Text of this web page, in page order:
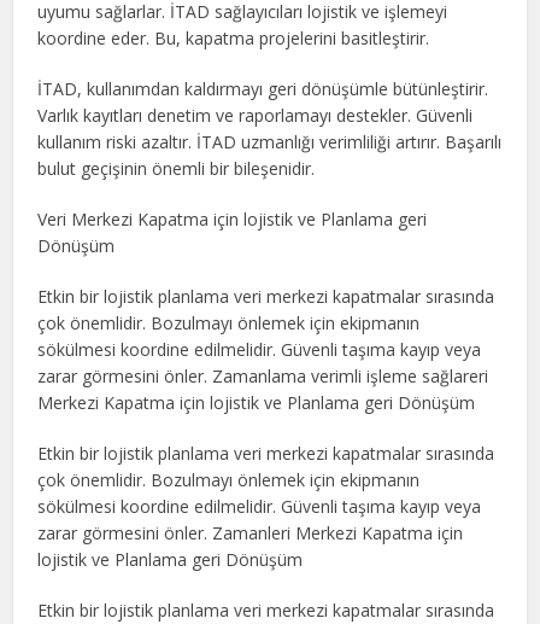
uyumu sağlarlar. İTAD sağlayıcıları lojistik ve işlemeyi
koordine eder. Bu, kapatma projelerini basitleştirir.
İTAD, kullanımdan kaldırmayı geri dönüşümle bütünleştirir.
Varlık kayıtları denetim ve raporlamayı destekler. Güvenli
kullanım riski azaltır. İTAD uzmanlığı verimliliği artırır. Başarılı
bulut geçişinin önemli bir bileşenidir.
Veri Merkezi Kapatma için lojistik ve Planlama geri
Dönüşüm
Etkin bir lojistik planlama veri merkezi kapatmalar sırasında
çok önemlidir. Bozulmayı önlemek için ekipmanın
sökülmesi koordine edilmelidir. Güvenli taşıma kayıp veya
zarar görmesini önler. Zamanlama verimli işleme sağlareri
Merkezi Kapatma için lojistik ve Planlama geri Dönüşüm
Etkin bir lojistik planlama veri merkezi kapatmalar sırasında
çok önemlidir. Bozulmayı önlemek için ekipmanın
sökülmesi koordine edilmelidir. Güvenli taşıma kayıp veya
zarar görmesini önler. Zamanleri Merkezi Kapatma için
lojistik ve Planlama geri Dönüşüm
Etkin bir lojistik planlama veri merkezi kapatmalar sırasında